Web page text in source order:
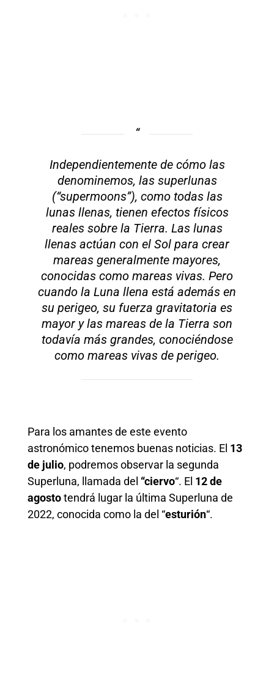
Independientemente de cómo las
denominemos, las superlunas
(“supermoons”), como todas las
lunas llenas, tienen efectos físicos
reales sobre la Tierra. Las lunas
llenas actúan con el Sol para crear
mareas generalmente mayores,
conocidas como mareas vivas. Pero
cuando la Luna llena está además en
su perigeo, su fuerza gravitatoria es
mayor y las mareas de la Tierra son
todavía más grandes, conociéndose
como mareas vivas de perigeo.
Para los amantes de este evento
astronómico tenemos buenas noticias. El 13
de julio, podremos observar la segunda
Superluna, llamada del “ciervo“. El 12 de
agostotendrá lugar la última Superluna de
2022, conocida como la del “esturión“.